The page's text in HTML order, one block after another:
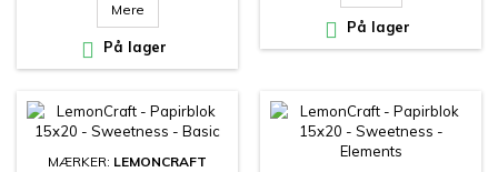
Mere
 På lager
 På lager
MÆRKER: LEMONCRAFT